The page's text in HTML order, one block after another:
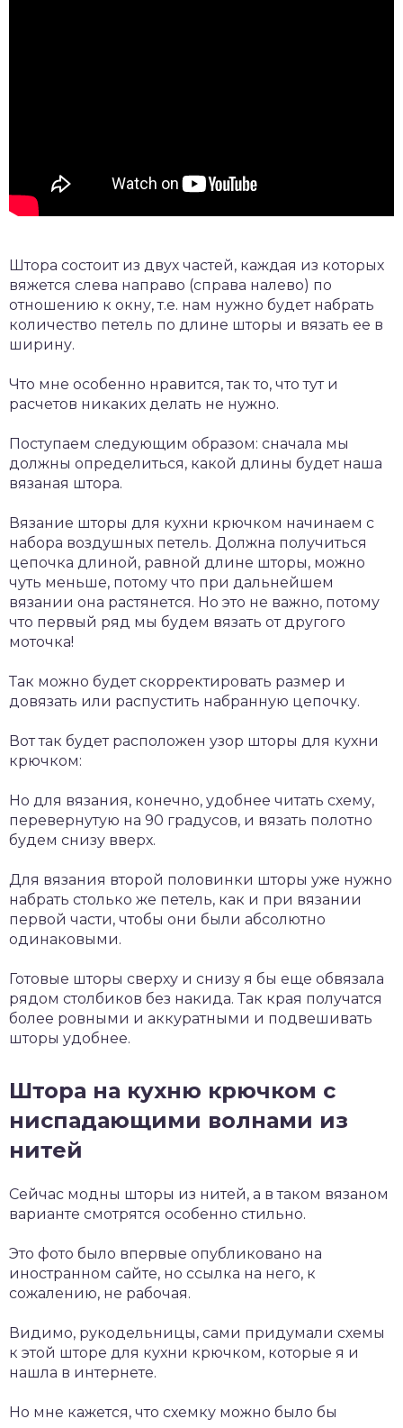
Штора состоит из двух частей, каждая из которых
вяжется слева направо (справа налево) по
отношению к окну, т.е. нам нужно будет набрать
количество петель по длине шторы и вязать ее в
ширину.
Что мне особенно нравится, так то, что тут и
расчетов никаких делать не нужно.
Поступаем следующим образом: сначала мы
должны определиться, какой длины будет наша
вязаная штора.
Вязание шторы для кухни крючком начинаем с
набора воздушных петель. Должна получиться
цепочка длиной, равной длине шторы, можно
чуть меньше, потому что при дальнейшем
вязании она растянется. Но это не важно, потому
что первый ряд мы будем вязать от другого
моточка!
Так можно будет скорректировать размер и
довязать или распустить набранную цепочку.
Вот так будет расположен узор шторы для кухни
крючком:
Но для вязания, конечно, удобнее читать схему,
перевернутую на 90 градусов, и вязать полотно
будем снизу вверх.
Для вязания второй половинки шторы уже нужно
набрать столько же петель, как и при вязании
первой части, чтобы они были абсолютно
одинаковыми.
Готовые шторы сверху и снизу я бы еще обвязала
рядом столбиков без накида. Так края получатся
более ровными и аккуратными и подвешивать
шторы удобнее.
Штора на кухню крючком с
ниспадающими волнами из
нитей
Сейчас модны шторы из нитей, а в таком вязаном
варианте смотрятся особенно стильно.
Это фото было впервые опубликовано на
иностранном сайте, но ссылка на него, к
сожалению, не рабочая.
Видимо, рукодельницы, сами придумали схемы
к этой шторе для кухни крючком, которые я и
нашла в интернете.
Но мне кажется, что схемку можно было бы